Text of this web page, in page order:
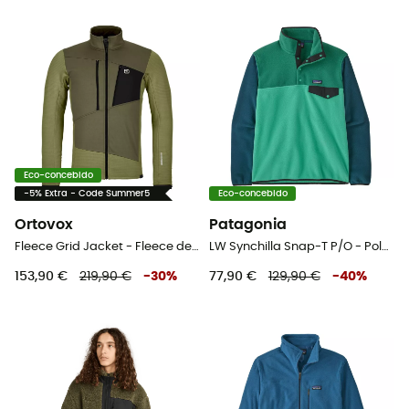
Eco-concebido
-5% Extra - Code Summer5
Ortovox
Fleece Grid Jacket - Fleece de lã merino homem
153,90 € 219,90 € -30%
Eco-concebido
Patagonia
LW Synchilla Snap-T P/O - Polar homem
77,90 € 129,90 € -40%